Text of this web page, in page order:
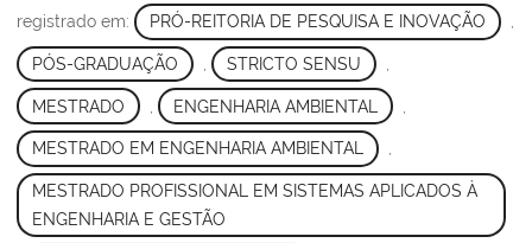
registrado em: PRÓ-REITORIA DE PESQUISA E INOVAÇÃO
PÓS-GRADUAÇÃO STRICTO SENSU
MESTRADO ENGENHARIA AMBIENTAL
MESTRADO EM ENGENHARIA AMBIENTAL ,
MESTRADO PROFISSIONAL EM SISTEMAS APLICADOS À
ENGENHARIA E GESTÃO